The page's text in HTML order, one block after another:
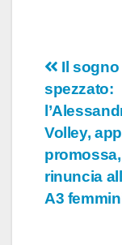
Il sogno
spezzato:
Volley,
promossa,
rinuncia
A3